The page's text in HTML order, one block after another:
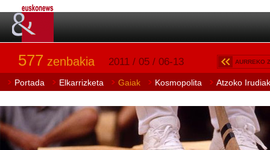
577 zenbakia 2011 / 05 / 06-13 AURREKO
Portada Elkarrizketa Gaiak Kosmopolita Atzoko Irudiak